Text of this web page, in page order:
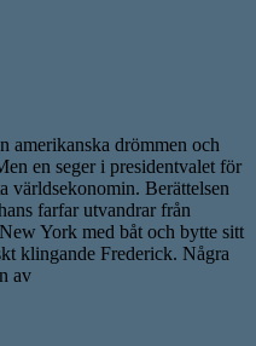
amerikanska drömmen och
en seger i presidentvalet för
världsekonomin. Berättelsen
farfar utvandrar från
York med båt och bytte sitt
klingande Frederick. Några
av